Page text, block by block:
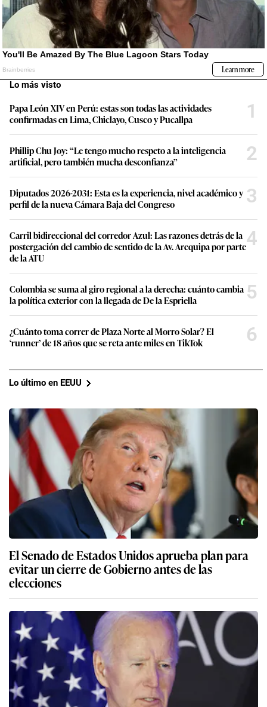
Lo más visto
Papa León XIV en Perú: estas son todas las actividades
confirmadas en Lima, Chiclayo, Cusco y Pucallpa
1
Phillip Chu Joy: “Le tengo mucho respeto a la inteligencia
artificial, pero también mucha desconfianza”
2
Diputados 2026-2031: Esta es la experiencia, nivel académico y
perfil de la nueva Cámara Baja del Congreso
3
Carril bidireccional del corredor Azul: Las razones detrás de la
postergación del cambio de sentido de la Av. Arequipa por parte
de la ATU
4
Colombia se suma al giro regional a la derecha: cuánto cambia
la política exterior con la llegada de De la Espriella
5
¿Cuánto toma correr de Plaza Norte al Morro Solar? El
‘runner’ de 18 años que se reta ante miles en TikTok
6
Lo último en EEUU
El Senado de Estados Unidos aprueba plan para
evitar un cierre de Gobierno antes de las
elecciones